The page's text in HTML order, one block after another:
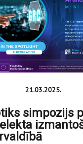
21.03.2025.
simpozijs